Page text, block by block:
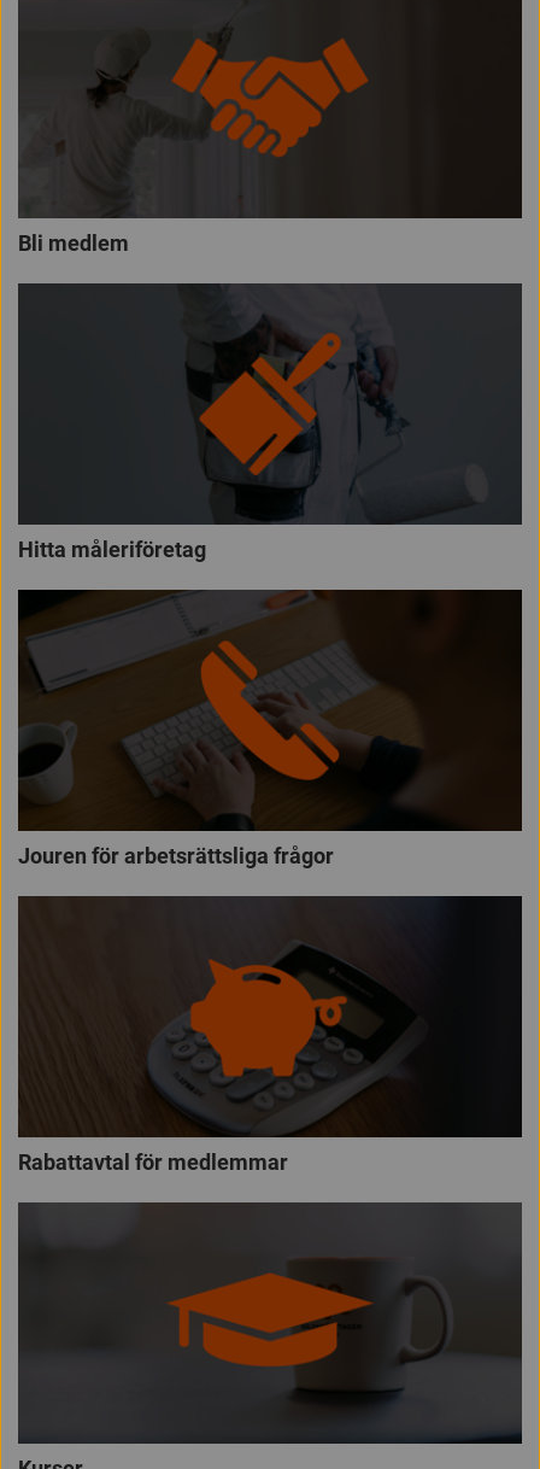
Bli medlem
Hitta måleriföretag
Jouren för arbetsrättsliga frågor
Rabattavtal för medlemmar